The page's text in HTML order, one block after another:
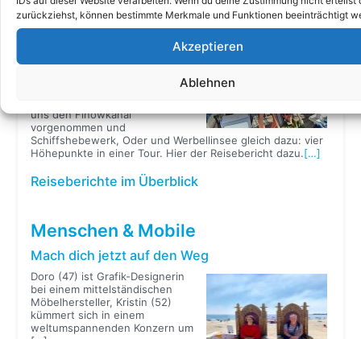
zurückziehst, können bestimmte Merkmale und Funktionen beeinträchtigt
Akzeptieren
Ablehnen
bevor[…]
Vier Höhepunkte in einer Tour
Drei Männer, drei Generationen.
Frielinghaus machen erneut die
uns den Finowkanal
vorgenommen und
Schiffshebewerk, Oder und Werbellinsee gleich dazu: vier
Höhepunkte in einer Tour. Hier der Reisebericht dazu.[…]
Reiseberichte im Überblick
Menschen & Mobile
Mach dich jetzt auf den Weg
Doro (47) ist Grafik-Designerin
bei einem mittelständischen
Möbelhersteller, Kristin (52)
kümmert sich in einem
weltumspannenden Konzern um